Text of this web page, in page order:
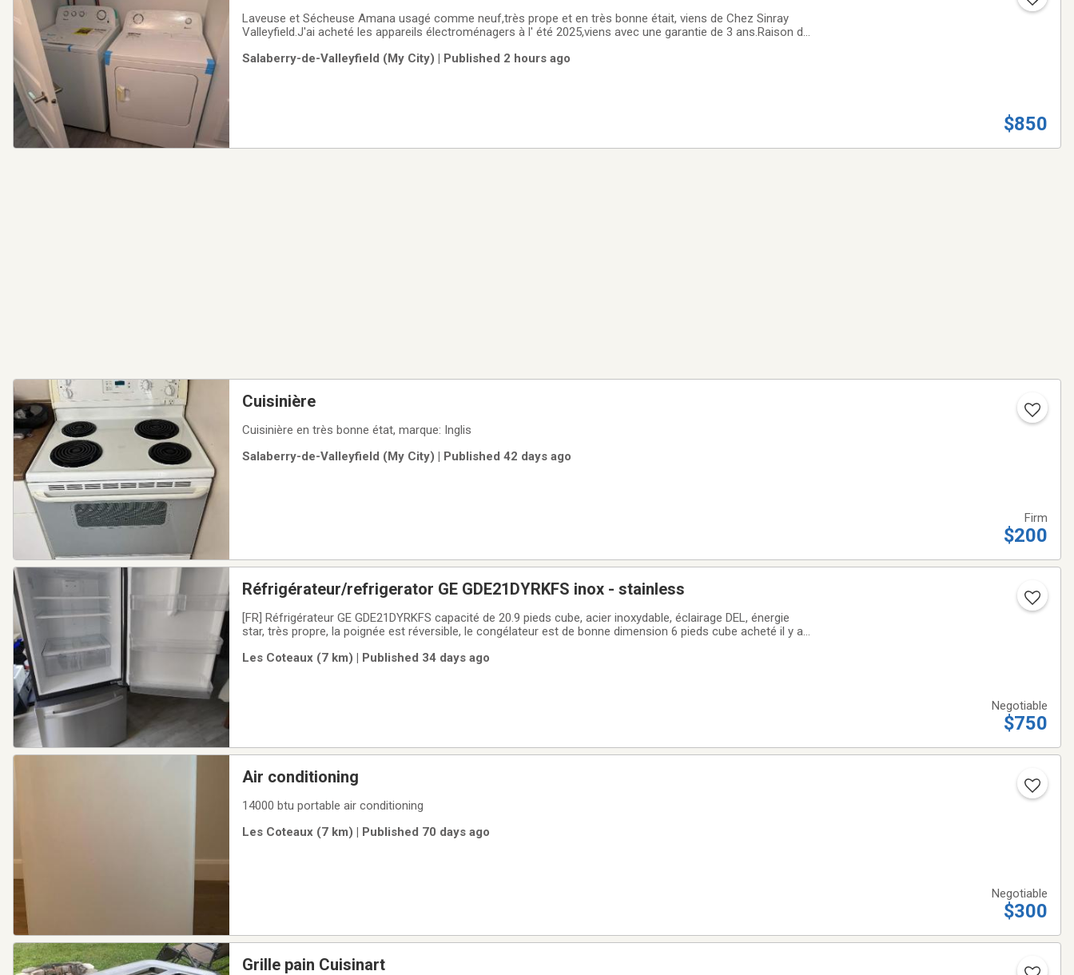
Laveuse et Sécheuse Amana usagé comme neuf,très prope et en très bonne était, viens de Chez Sinray
Valleyfield.J'ai acheté les appareils électroménagers à l' été 2025,viens avec une garantie de 3 ans.Raison de
Salaberry-de-Valleyfield (My City) | Published 2 hours ago
$850
Cuisinière
Cuisinière en très bonne état, marque: Inglis
Salaberry-de-Valleyfield (My City) | Published 42 days ago
Firm
$200
Réfrigérateur/refrigerator GE GDE21DYRKFS inox - stainless
[FR] Réfrigérateur GE GDE21DYRKFS capacité de 20.9 pieds cube, acier inoxydable, éclairage DEL, énergie
star, très propre, la poignée est réversible, le congélateur est de bonne dimension 6 pieds cube acheté il y a
porte avant, peu
Les Coteaux (7 km) | Published 34 days ago
Negotiable
$750
Air conditioning
14000 btu portable air conditioning
Les Coteaux (7 km) | Published 70 days ago
Negotiable
$300
Grille pain Cuisinart